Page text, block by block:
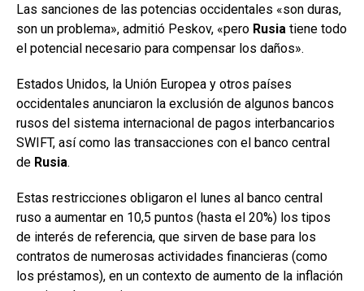
Las sanciones de las potencias occidentales «son duras,
son un problema», admitió Peskov, «pero Rusia tiene todo
el potencial necesario para compensar los daños».
Estados Unidos, la Unión Europea y otros países
occidentales anunciaron la exclusión de algunos bancos
rusos del sistema internacional de pagos interbancarios
SWIFT, así como las transacciones con el banco central
de Rusia.
Estas restricciones obligaron el lunes al banco central
ruso a aumentar en 10,5 puntos (hasta el 20%) los tipos
de interés de referencia, que sirven de base para los
contratos de numerosas actividades financieras (como
los préstamos), en un contexto de aumento de la inflación